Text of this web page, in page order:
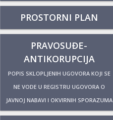
PROSTORNI PLAN
PRAVOSUĐE-
ANTIKORUPCIJA
POPIS SKLOPLJENIH UGOVORA KOJI SE
NE VODE U REGISTRU UGOVORA O
JAVNOJ NABAVI I OKVIRNIH SPORAZUMA